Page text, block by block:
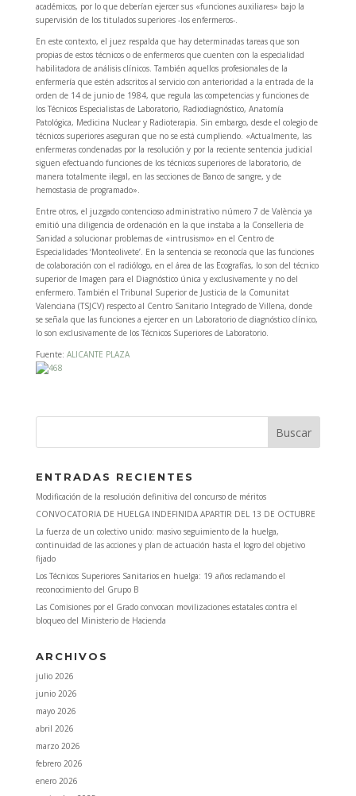
académicos, por lo que deberían ejercer sus «funciones auxiliares» bajo la
supervisión de los titulados superiores -los enfermeros-.
En este contexto, el juez respalda que hay determinadas tareas que son
propias de estos técnicos o de enfermeros que cuenten con la especialidad
habilitadora de análisis clínicos. También aquellos profesionales de la
enfermería que estén adscritos al servicio con anterioridad a la entrada de la
orden de 14 de junio de 1984, que regula las competencias y funciones de
los Técnicos Especialistas de Laboratorio, Radiodiagnóstico, Anatomía
Patológica, Medicina Nuclear y Radioterapia. Sin embargo, desde el colegio de
técnicos superiores aseguran que no se está cumpliendo. «Actualmente, las
enfermeras condenadas por la resolución y por la reciente sentencia judicial
siguen efectuando funciones de los técnicos superiores de laboratorio, de
manera totalmente ilegal, en las secciones de Banco de sangre, y de
hemostasia de programado».
Entre otros, el juzgado contencioso administrativo número 7 de València ya
emitió una diligencia de ordenación en la que instaba a la Conselleria de
Sanidad a solucionar problemas de «intrusismo» en el Centro de
Especialidades ‘Monteolivete’. En la sentencia se reconocía que las funciones
de colaboración con el radiólogo, en el área de las Ecografías, lo son del técnico
superior de Imagen para el Diagnóstico única y exclusivamente y no del
enfermero. También el Tribunal Superior de Justicia de la Comunitat
Valenciana (TSJCV) respecto al Centro Sanitario Integrado de Villena, donde
se señala que las funciones a ejercer en un Laboratorio de diagnóstico clínico,
lo son exclusivamente de los Técnicos Superiores de Laboratorio.
Fuente: ALICANTE PLAZA
ENTRADAS RECIENTES
Modificación de la resolución definitiva del concurso de méritos
CONVOCATORIA DE HUELGA INDEFINIDA APARTIR DEL 13 DE OCTUBRE
La fuerza de un colectivo unido: masivo seguimiento de la huelga,
continuidad de las acciones y plan de actuación hasta el logro del objetivo
fijado
Los Técnicos Superiores Sanitarios en huelga: 19 años reclamando el
reconocimiento del Grupo B
Las Comisiones por el Grado convocan movilizaciones estatales contra el
bloqueo del Ministerio de Hacienda
ARCHIVOS
julio 2026
junio 2026
mayo 2026
abril 2026
marzo 2026
febrero 2026
enero 2026